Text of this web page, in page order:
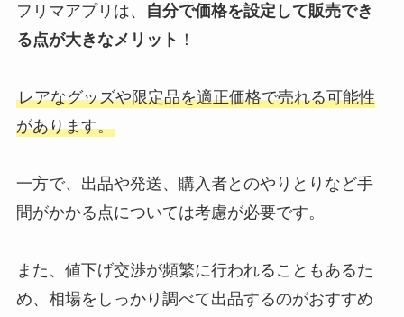
フリマアプリは、
自分で価格を設定して販売でき
る点が大きなメリット ！
レアなグッズや限定品を適正価格で売れる可能性
があります。
一方で、出品や発送、購入者とのやりとりなど手
間がかかる点については考慮が必要です。
また、値下げ交渉が頻繁に行われることもあるた
め、相場をしっかり調べて出品するのがおすすめ